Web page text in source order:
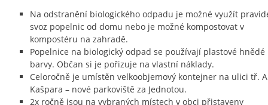
Na odstranění biologického odpadu je možné využít
svoz popelnic od domu nebo je možné kompostovat v
kompostéru na zahradě.
Popelnice na biologický odpad se používají plastové hnědé
barvy. Občan si je pořizuje na vlastní náklady.
Celoročně je umístěn velkoobjemový kontejner na ulici tř.
Kašpara – nové parkoviště za Jednotou.
2x ročně jsou na vybraných místech v obci přistaveny